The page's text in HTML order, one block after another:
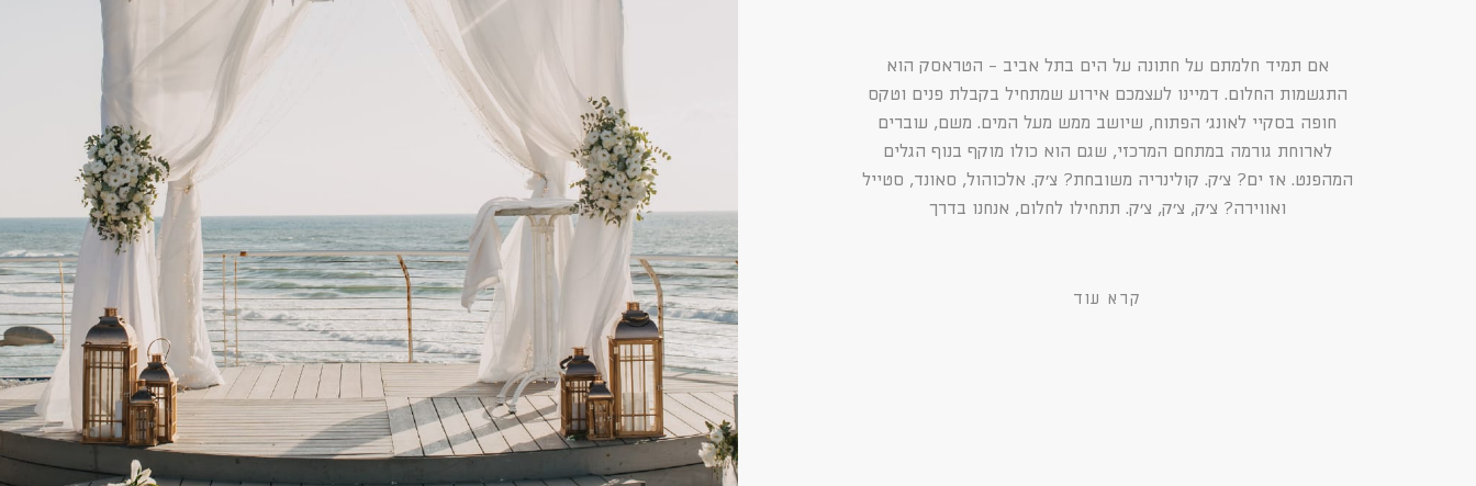
אם תמיד חלמתם על חתונה על הים בתל אביב - הטראסק הוא
התגשמות החלום. דמיינו לעצמכם אירוע שמתחיל בקבלת פנים וטקס
חופה בסקיי לאונג׳ הפתוח, שיושב ממש מעל המים. משם, עוברים
לארוחת גורמה במתחם המרכזי, שגם הוא כולו מוקף בנוף הגלים
המהפנט. אז ים? צ׳ק. קולינריה משובחת? צ׳ק. אלכוהול, סאונד, סטייל
ואווירה? צ׳ק, צ׳ק, צ׳ק. תתחילו לחלום, אנחנו בדרך
קרא עוד